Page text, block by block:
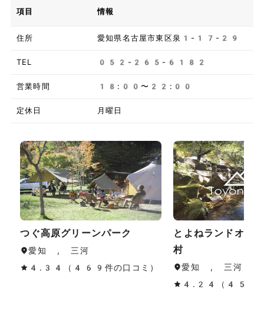
項目 情報
住所 愛知県名古屋市東区泉1-17-29
TEL 052-265-6182
営業時間 18:00〜22:00
定休日 月曜日
つぐ高原グリーンパーク
愛知 , 三河
4.34（469件の口コミ）
とよねランドオー
村
愛知 , 三河
4.24（45件の